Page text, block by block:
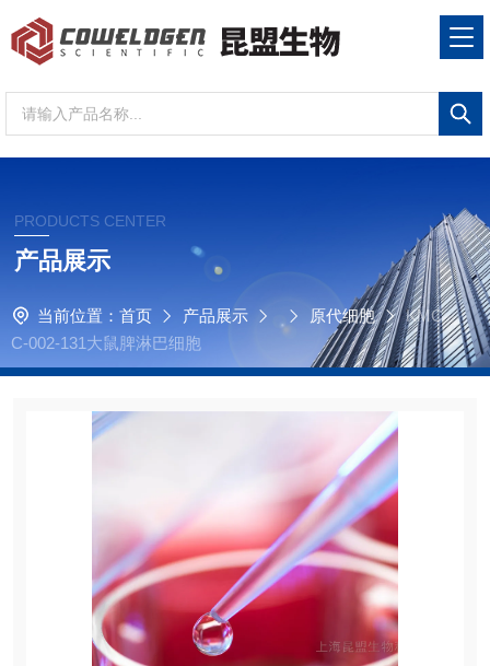
PRODUCTS CENTER
产品展示
当前位置： 首页 产品展示 原代细胞
KMC
C-002-131大鼠脾淋巴细胞